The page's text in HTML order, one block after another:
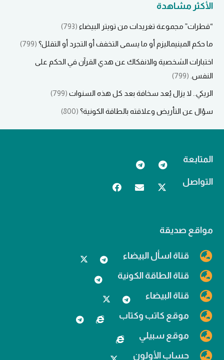
الأكثر مشاهدة
“قطرات” مجموعة تغريدات من تويتر البيضاء (793)
ما حكم المينيماليزم أو ما يسمى التخفف أو التجرد أو التقلل؟ (799)
اختبارات الشخصية والانفكاك عن هدي القرآن في الحكم على
النفس. (799)
الريكي.. لا يزال يُعد سخافة بعد كل هذه السنوات (799)
سؤال عن التأريض وعلاقته بالطاقة الكونية؟ (800)
المتابعة
التواصل
مواقع صديقة
قناة اسأل البيضاء
قناة الطاقة الكونية
قناة البيضاء
موقع كاتب وكتاب
موقع سبيلي
حساب الأولون